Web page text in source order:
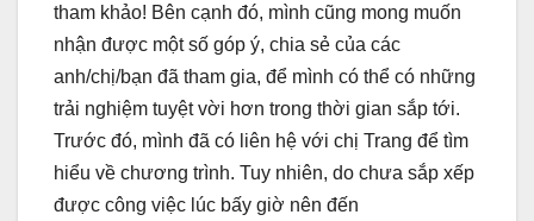
tham khảo! Bên cạnh đó, mình cũng mong muốn
nhận được một số góp ý, chia sẻ của các
anh/chị/bạn đã tham gia, để mình có thể có những
trải nghiệm tuyệt vời hơn trong thời gian sắp tới.
Trước đó, mình đã có liên hệ với chị Trang để tìm
hiểu về chương trình. Tuy nhiên, do chưa sắp xếp
được công việc lúc bấy giờ nên đến